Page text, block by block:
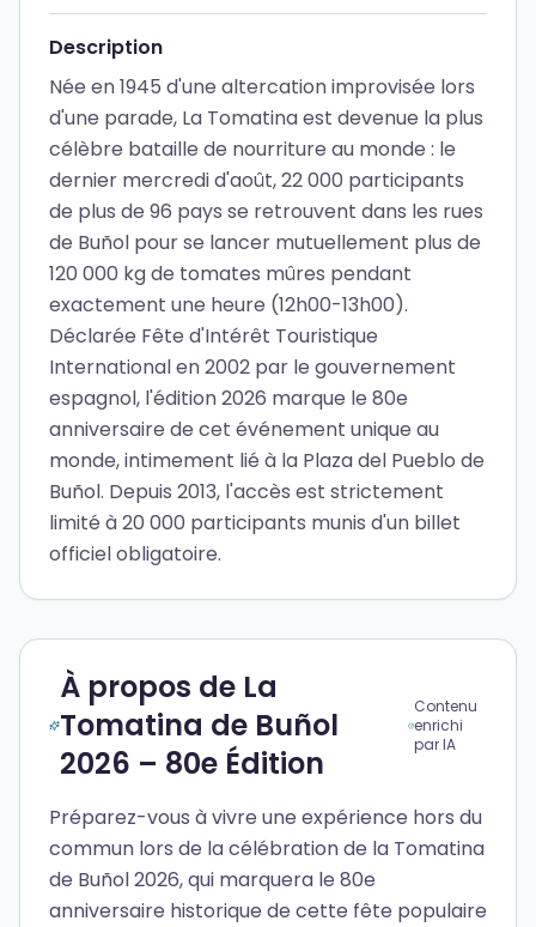
Description
Née en 1945 d'une altercation improvisée lors
d'une parade, La Tomatina est devenue la plus
célèbre bataille de nourriture au monde : le
dernier mercredi d'août, 22 000 participants
de plus de 96 pays se retrouvent dans les rues
de Buñol pour se lancer mutuellement plus de
120 000 kg de tomates mûres pendant
exactement une heure (12h00-13h00).
Déclarée Fête d'Intérêt Touristique
International en 2002 par le gouvernement
espagnol, l'édition 2026 marque le 80e
anniversaire de cet événement unique au
monde, intimement lié à la Plaza del Pueblo de
Buñol. Depuis 2013, l'accès est strictement
limité à 20 000 participants munis d'un billet
officiel obligatoire.
À propos de La
Tomatina de Buñol
2026 – 80e Édition
Contenu
enrichi
par IA
Préparez-vous à vivre une expérience hors du
commun lors de la célébration de la Tomatina
de Buñol 2026, qui marquera le 80e
anniversaire historique de cette fête populaire